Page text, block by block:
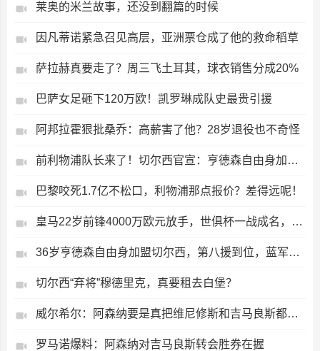
莱奥的米兰故事，还没到翻篇的时候
因凡蒂诺紧急召见高层，亚洲票仓成了他的救命稻草
萨拉赫真要走了？周三飞土耳其，球衣销售分成20%
巴萨女足砸下120万欧！凯罗琳成队史最贵引援
阿邦拉霍狠批桑乔：高薪害了他？28岁退役也不奇怪
前利物浦队长来了！切尔西官宣：亨德森自由身加盟，签约两年
巴黎咬死1.7亿不松口，利物浦那点报价？差得远呢！
皇马22岁前锋4000万欧元放手，世俱杯一战成名，如今他要去英超闯一闯了
36岁亨德森自由身加盟切尔西，第八援到位，蓝军终于不再只盯着小妖了
切尔西“弃将”穆德里克，真要租去白堡？
威尔希尔：阿森纳要是真把维尼修斯和吉马良斯都弄来，那等于给全英超下战书
罗马诺爆料：阿森纳对吉马良斯转会胜券在握